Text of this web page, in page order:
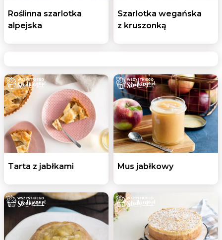
Roślinna szarlotka
alpejska
Szarlotka wegańska
z kruszonką
Tarta z jabłkami Mus jabłkowy